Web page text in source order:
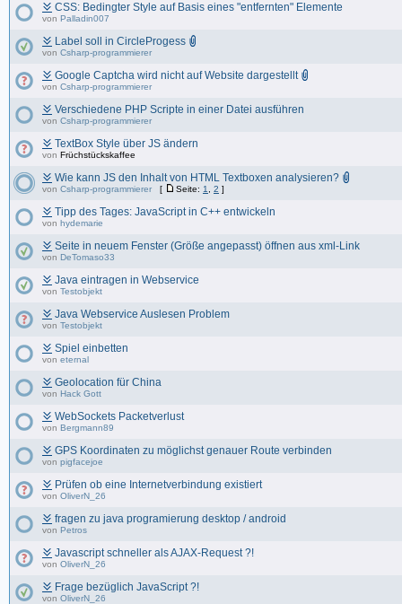
CSS: Bedingter Style auf Basis eines "entfernten" Elemente
von Palladin007
Label soll in CircleProgess
von Csharp-programmierer
Google Captcha wird nicht auf Website dargestellt
von Csharp-programmierer
Verschiedene PHP Scripte in einer Datei ausführen
von Csharp-programmierer
TextBox Style über JS ändern
von Früchstückskaffee
Wie kann JS den Inhalt von HTML Textboxen analysieren?
von Csharp-programmierer [ Seite: 1 2 ]
Tipp des Tages: JavaScript in C++ entwickeln
von hydemarie
Seite in neuem Fenster (Größe angepasst) öffnen aus xml-Link
von DeTomaso33
Java eintragen in Webservice
von Testobjekt
Java Webservice Auslesen Problem
von Testobjekt
Spiel einbetten
von eternal
Geolocation für China
von Hack Gott
WebSockets Packetverlust
von Bergmann89
GPS Koordinaten zu möglichst genauer Route verbinden
von pigfacejoe
Prüfen ob eine Internetverbindung existiert
von OliverN_26
fragen zu java programierung desktop / android
von Petros
Javascript schneller als AJAX-Request ?!
von OliverN_26
Frage bezüglich JavaScript ?!
von OliverN_26